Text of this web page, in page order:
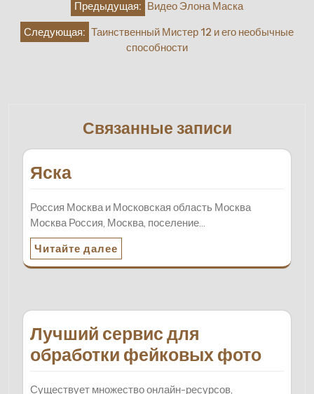
по
записям
Предыдущая: Видео Элона Маска
Следующая: Таинственный Мистер 12 и его необычные
способности
Связанные записи
Яска
Россия Москва и Московская область Москва
Москва Россия, Москва, поселение…
Читайте далее
Лучший сервис для
обработки фейковых фото
Существует множество онлайн-ресурсов,